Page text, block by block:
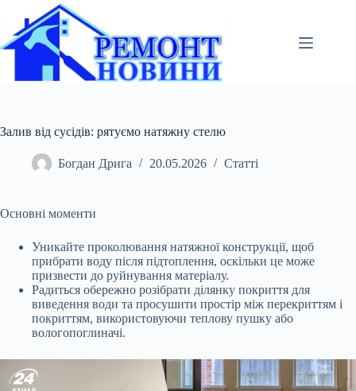
вмісту
Залив від сусідів: рятуємо натяжну стелю
Богдан Дрига 20.05.2026 Статті
Основні моменти
Уникайте проколювання натяжної конструкції, щоб
прибрати воду після підтоплення, оскільки це може
призвести до руйнування матеріалу.
Радиться обережно розібрати ділянку покриття для
виведення води та просушити простір між перекриттям і
покриттям, використовуючи теплову пушку або
вологопоглиначі.